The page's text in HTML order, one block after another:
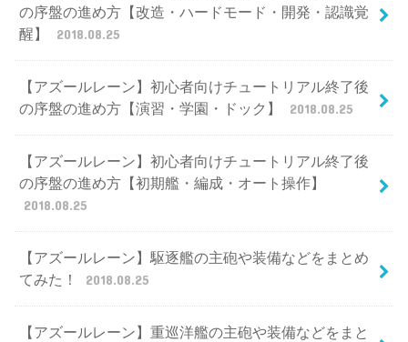
の序盤の進め方【改造・ハードモード・開発・認識覚
醒】
2018.08.25
【アズールレーン】初心者向けチュートリアル終了後
の序盤の進め方【演習・学園・ドック】
2018.08.25
【アズールレーン】初心者向けチュートリアル終了後
の序盤の進め方【初期艦・編成・オート操作】
2018.08.25
【アズールレーン】駆逐艦の主砲や装備などをまとめ
てみた！
2018.08.25
【アズールレーン】重巡洋艦の主砲や装備などをまと